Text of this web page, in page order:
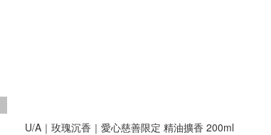
U/A｜玫瑰沉香｜愛心慈善限定 精油擴香 200ml